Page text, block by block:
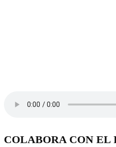
COLABORA CON EL